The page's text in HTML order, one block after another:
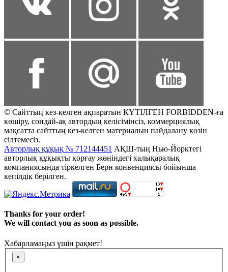
© Сайттың кез-келген ақпаратын КҮТІЛГЕН FORBIDDEN-ға
көшіру, сондай-ақ автордың келісімінсіз, коммерциялық
мақсатта сайттың кез-келген материалын пайдалану көзін
сілтемесіз.
Авторлық құқық № 712144451 АҚШ-тың Нью-Йорктегі
авторлық құқықты қорғау жөніндегі халықаралық
компаниясында тіркелген Берн конвенциясы бойынша
кепілдік берілген.
Thanks for your order!
We will contact you as soon as possible.
Хабарламаңыз үшін рақмет!
×